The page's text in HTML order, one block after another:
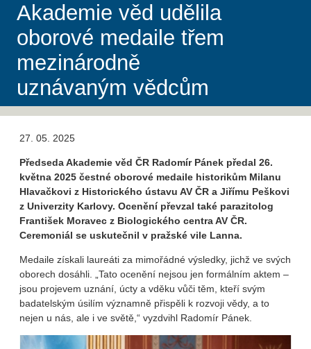
Akademie věd udělila
oborové medaile třem
mezinárodně
uznávaným vědcům
27. 05. 2025
Předseda Akademie věd ČR Radomír Pánek předal 26.
května 2025 čestné oborové medaile historikům Milanu
Hlavačkovi z Historického ústavu AV ČR a Jiřímu Peškovi
z Univerzity Karlovy. Ocenění převzal také parazitolog
František Moravec z Biologického centra AV ČR.
Ceremoniál se uskutečnil v pražské vile Lanna.
Medaile získali laureáti za mimořádné výsledky, jichž ve svých
oborech dosáhli. „Tato ocenění nejsou jen formálním aktem –
jsou projevem uznání, úcty a vděku vůči těm, kteří svým
badatelským úsilím významně přispěli k rozvoji vědy, a to
nejen u nás, ale i ve světě,“ vyzdvihl Radomír Pánek.